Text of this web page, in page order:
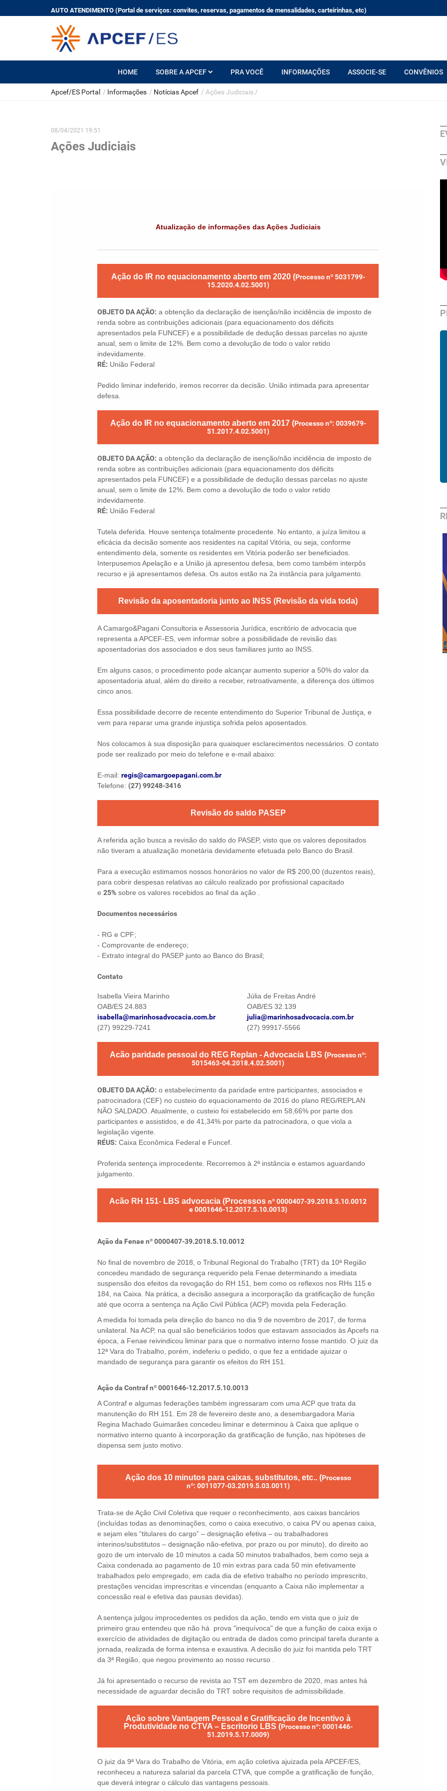
AUTO ATENDIMENTO (Portal de serviços: convites, reservas, pagamentos de mensalidades, carteirinhas, etc)
HOME SOBRE A APCEF PRA VOCÊ INFORMAÇÕES ASSOCIE-SE CONVÊNIOS
Apcef/ES Portal / Informações / Notícias Apcef / Ações Judiciais /
08/04/2021 19:51
Ações Judiciais
Atualização de informações das Ações Judiciais
Ação do IR no equacionamento aberto em 2020 (Processo nº 5031799-
15.2020.4.02.5001)
OBJETO DA AÇÃO: a obtenção da declaração de isenção/não incidência de imposto de
renda sobre as contribuições adicionais (para equacionamento dos déficits
apresentados pela FUNCEF) e a possibilidade de dedução dessas parcelas no ajuste
anual, sem o limite de 12%. Bem como a devolução de todo o valor retido
indevidamente.
RÉ: União Federal
Pedido liminar indeferido, iremos recorrer da decisão. União intimada para apresentar
defesa.
Ação do IR no equacionamento aberto em 2017 (Processo nº: 0039679-
51.2017.4.02.5001)
OBJETO DA AÇÃO: a obtenção da declaração de isenção/não incidência de imposto de
renda sobre as contribuições adicionais (para equacionamento dos déficits
apresentados pela FUNCEF) e a possibilidade de dedução dessas parcelas no ajuste
anual, sem o limite de 12%. Bem como a devolução de todo o valor retido
indevidamente.
RÉ: União Federal
Tutela deferida. Houve sentença totalmente procedente. No entanto, a juíza limitou a
eficácia da decisão somente aos residentes na capital Vitória, ou seja, conforme
entendimento dela, somente os residentes em Vitória poderão ser beneficiados.
Interpusemos Apelação e a União já apresentou defesa, bem como também interpôs
recurso e já apresentamos defesa. Os autos estão na 2a instância para julgamento.
Revisão da aposentadoria junto ao INSS (Revisão da vida toda)
A Camargo&Pagani Consultoria e Assessoria Jurídica, escritório de advocacia que
representa a APCEF-ES, vem informar sobre a possibilidade de revisão das
aposentadorias dos associados e dos seus familiares junto ao INSS.
Em alguns casos, o procedimento pode alcançar aumento superior a 50% do valor da
aposentadoria atual, além do direito a receber, retroativamente, a diferença dos últimos
cinco anos.
Essa possibilidade decorre de recente entendimento do Superior Tribunal de Justiça, e
vem para reparar uma grande injustiça sofrida pelos aposentados.
Nos colocamos à sua disposição para quaisquer esclarecimentos necessários. O contato
pode ser realizado por meio do telefone e e-mail abaixo:
E-mail: regis@camargoepagani.com.br
Telefone: (27) 99248-3416
Revisão do saldo PASEP
A referida ação busca a revisão do saldo do PASEP, visto que os valores depositados
não tiveram a atualização monetária devidamente efetuada pelo Banco do Brasil.
Para a execução estimamos nossos honorários no valor de R$ 200,00 (duzentos reais),
para cobrir despesas relativas ao cálculo realizado por profissional capacitado
e 25% sobre os valores recebidos ao final da ação .
Documentos necessários
- RG e CPF;
- Comprovante de endereço;
- Extrato integral do PASEP junto ao Banco do Brasil;
Contato
Isabella Vieira Marinho
OAB/ES 24.883
isabella@marinhosadvocacia.com.br
(27) 99229-7241
Júlia de Freitas André
OAB/ES 32.139
julia@marinhosadvocacia.com.br
(27) 99917-5566
Acão paridade pessoal do REG Replan - Advocacia LBS (Processo nº:
5015463-04.2018.4.02.5001)
OBJETO DA AÇÃO: o estabelecimento da paridade entre participantes, associados e
patrocinadora (CEF) no custeio do equacionamento de 2016 do plano REG/REPLAN
NÃO SALDADO. Atualmente, o custeio foi estabelecido em 58,66% por parte dos
participantes e assistidos, e de 41,34% por parte da patrocinadora, o que viola a
legislação vigente.
RÉUS: Caixa Econômica Federal e Funcef.
Proferida sentença improcedente. Recorremos à 2ª instância e estamos aguardando
julgamento.
Acão RH 151- LBS advocacia (Processos nº 0000407-39.2018.5.10.0012
e 0001646-12.2017.5.10.0013)
Ação da Fenae nº 0000407-39.2018.5.10.0012
No final de novembro de 2018, o Tribunal Regional do Trabalho (TRT) da 10ª Região
concedeu mandado de segurança requerido pela Fenae determinando a imediata
suspensão dos efeitos da revogação do RH 151, bem como os reflexos nos RHs 115 e
184, na Caixa. Na prática, a decisão assegura a incorporação da gratificação de função
até que ocorra a sentença na Ação Civil Pública (ACP) movida pela Federação.
A medida foi tomada pela direção do banco no dia 9 de novembro de 2017, de forma
unilateral. Na ACP, na qual são beneficiários todos que estavam associados às Apcefs na
época, a Fenae reivindicou liminar para que o normativo interno fosse mantido. O juiz da
12ª Vara do Trabalho, porém, indeferiu o pedido, o que fez a entidade ajuizar o
mandado de segurança para garantir os efeitos do RH 151.
Ação da Contraf nº 0001646-12.2017.5.10.0013
A Contraf e algumas federações também ingressaram com uma ACP que trata da
manutenção do RH 151. Em 28 de fevereiro deste ano, a desembargadora Maria
Regina Machado Guimarães concedeu liminar e determinou à Caixa que aplique o
normativo interno quanto à incorporação da gratificação de função, nas hipóteses de
dispensa sem justo motivo.
Ação dos 10 minutos para caixas, substitutos, etc.. (Processo
nº: 0011077-03.2019.5.03.0011)
Trata-se de Ação Civil Coletiva que requer o reconhecimento, aos caixas bancários
(incluídas todas as denominações, como o caixa executivo, o caixa PV ou apenas caixa,
e sejam eles “titulares do cargo” – designação efetiva – ou trabalhadores
interinos/substitutos – designação não-efetiva, por prazo ou por minuto), do direito ao
gozo de um intervalo de 10 minutos a cada 50 minutos trabalhados, bem como seja a
Caixa condenada ao pagamento de 10 min extras para cada 50 min efetivamente
trabalhados pelo empregado, em cada dia de efetivo trabalho no período imprescrito,
prestações vencidas imprescritas e vincendas (enquanto a Caixa não implementar a
concessão real e efetiva das pausas devidas).
A sentença julgou improcedentes os pedidos da ação, tendo em vista que o juiz de
primeiro grau entendeu que não há prova "inequívoca" de que a função de caixa exija o
exercício de atividades de digitação ou entrada de dados como principal tarefa durante a
jornada, realizada de forma intensa e exaustiva. A decisão do juiz foi mantida pelo TRT
da 3ª Região, que negou provimento ao nosso recurso .
Já foi apresentado o recurso de revista ao TST em dezembro de 2020, mas antes há
necessidade de aguardar decisão do TRT sobre requisitos de admissibilidade.
Ação sobre Vantagem Pessoal e Gratificação de Incentivo à
Produtividade no CTVA – Escritorio LBS (Processo nº: 0001446-
51.2019.5.17.0009)
O juiz da 9ª Vara do Trabalho de Vitória, em ação coletiva ajuizada pela APCEF/ES,
reconheceu a natureza salarial da parcela CTVA, que compõe a gratificação de função,
que deverá integrar o cálculo das vantagens pessoais.
Cachoeiro e
região sul